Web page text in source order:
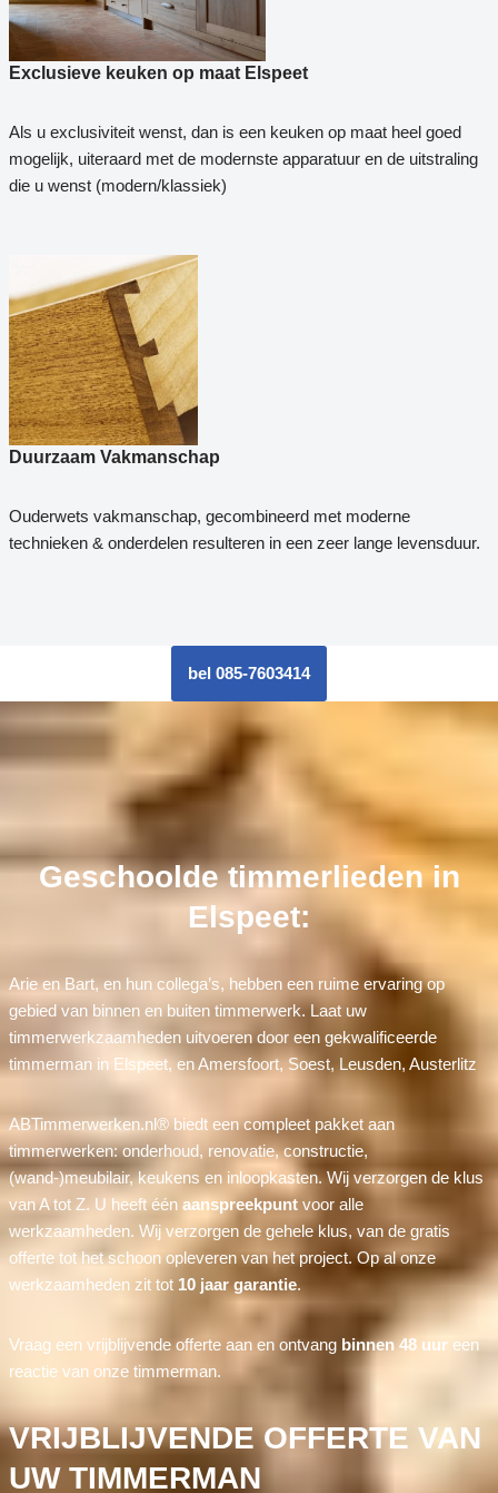
Exclusieve keuken op maat Elspeet
Als u exclusiviteit wenst, dan is een keuken op maat heel goed
mogelijk, uiteraard met de modernste apparatuur en de uitstraling
die u wenst (modern/klassiek)
Duurzaam Vakmanschap
Ouderwets vakmanschap, gecombineerd met moderne
technieken & onderdelen resulteren in een zeer lange levensduur.
bel 085-7603414
Geschoolde timmerlieden in
Elspeet:
Arie en Bart, en hun collega’s, hebben een ruime ervaring op
gebied van binnen en buiten timmerwerk. Laat uw
timmerwerkzaamheden uitvoeren door een gekwalificeerde
timmerman in Elspeet, en Amersfoort, Soest, Leusden, Austerlitz
ABTimmerwerken.nl® biedt een compleet pakket aan
timmerwerken: onderhoud, renovatie, constructie,
(wand-)meubilair, keukens en inloopkasten. Wij verzorgen de klus
van A tot Z. U heeft één aanspreekpuntvoor alle
werkzaamheden. Wij verzorgen de gehele klus, van de gratis
offerte tot het schoon opleveren van het project. Op al onze
werkzaamheden zit tot 10 jaar garantie.
Vraag een vrijblijvende offerte aan en ontvang binnen 48 uureen
reactie van onze timmerman.
VRIJBLIJVENDE OFFERTE VAN
UW TIMMERMAN